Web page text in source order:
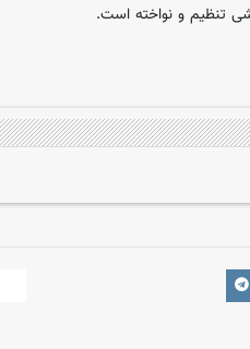
تنظیم و نواخته‌ است.